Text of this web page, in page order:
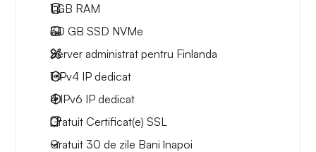
1 GB RAM
30 GB SSD NVMe
Server administrat pentru Finlanda
1 IPv4 IP dedicat
4 IPv6 IP dedicat
Gratuit Certificat(e) SSL
Gratuit 30 de zile Bani înapoi